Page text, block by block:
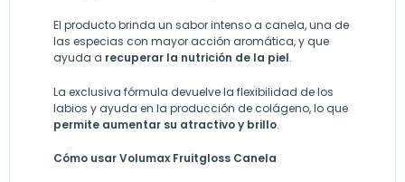
El producto brinda un sabor intenso a canela, una de
las especias con mayor acción aromática, y que
ayuda a recuperar la nutrición de la piel.
La exclusiva fórmula devuelve la flexibilidad de los
labios y ayuda en la producción de colágeno, lo que
permite aumentar su atractivo y brillo.
Cómo usar Volumax Fruitgloss Canela